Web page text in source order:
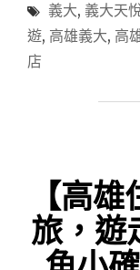
義大, 義大天
遊, 高雄義大, 高
店
【高
旅，遊